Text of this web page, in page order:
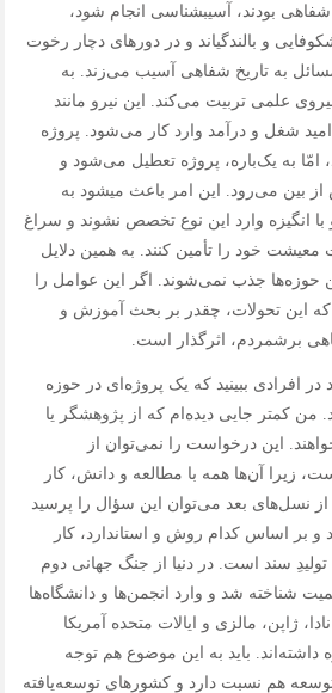
مؤسسه‌ای که درگیر تاریخ‌ شفاهی بودند، آسیب‎شناسی انجام شود،
می‌بینید در یک دوره دچار شکوفایی و بالندگی‎اند و در دوره‎ای دچار رخوت
به تاریخ شفاهی آسیب می‌زند. به
علمی تربیت می‌کند. این نیرو مانند
به یک‌باره، پروژه تعطیل می‌شود و
امنیت شغلی در آن تخصص از بین می‌رود. این امر باعث می‎شود به
با انگیزه وارد این نوع تخصص نشوند و سراغ
خود را تأمین کنند. به همین دلایل
حوزه‌ها جذب نمی‌شوند. اگر این عوامل را
که این تحولات، چقدر بر بحث آموزش و
برشمردم، اثرگذار است.
افرادی ببینید که یک پروژه‌ای در حوزه
من کمتر جایی دیده‌ام که از پژوهشگر یا
این درخواست را نمی‌توان از
زیرا آن‌ها همه با مطالعه و دانش، کار
از نسل‌های بعد می‌توان این سؤال را پرسید
و بر اساس کدام روش و استاندارد، کار
سند است. در دنیا از جنگ جهانی دوم
شناخته شد و وارد انجمن‌ها و دانشگاه‌ها
ژاپن، مالزی و ایالات متحده آمریکا
باید به این موضوع هم توجه
هم نسبت دارد و کشورهای توسعه‌یافته